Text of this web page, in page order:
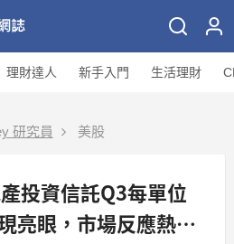
理財達人 新手入門 生活理財
研究員 美股
投資信託Q3每單位
亮眼，市場反應熱